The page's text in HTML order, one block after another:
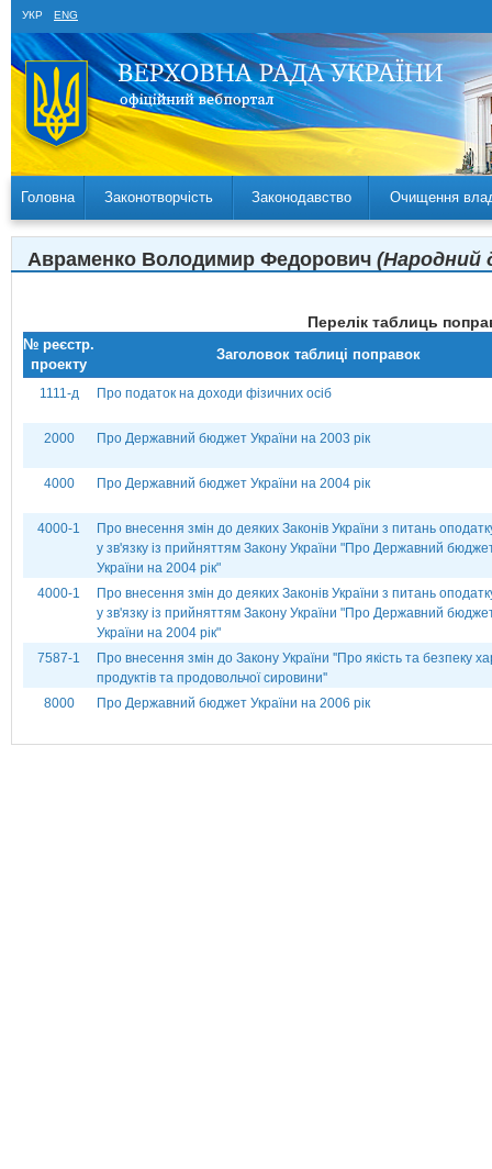
УКР ENG
Головна Законотворчість Законодавство Очищення
Авраменко Володимир Федорович (Народний
Перелік таблиць
№ реєстр.
проекту
Заголовок таблиці поправок
1111-д Про податок на доходи фізичних осіб
2000 Про Державний бюджет України на 2003 рік
4000 Про Державний бюджет України на 2004 рік
4000-1
Про внесення змін до деяких Законів України з питань
у зв'язку із прийняттям Закону України "Про Державний
України на 2004 рік"
4000-1
Про внесення змін до деяких Законів України з питань
у зв'язку із прийняттям Закону України "Про Державний
України на 2004 рік"
7587-1
Про внесення змін до Закону України ''Про якість та безпеку
продуктів та продовольчої сировини''
8000
Про Державний бюджет України на 2006 рік